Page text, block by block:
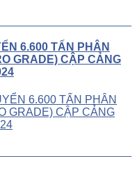
6.600 TẤN PHÂN
GRADE) CẬP CẢNG